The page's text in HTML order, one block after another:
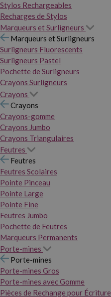
Stylos Rechargeables
Recharges de Stylos
Marqueurs et Surligneurs
Marqueurs et Surligneurs
Surligneurs Fluorescents
Surligneurs Pastel
Pochette de Surligneurs
Crayons Surligneurs
Crayons
Crayons
Crayons-gomme
Crayons Jumbo
Crayons Triangulaires
Feutres
Feutres
Feutres Scolaires
Pointe Pinceau
Pointe Large
Pointe Fine
Feutres Jumbo
Pochette de Feutres
Marqueurs Permanents
Porte-mines
Porte-mines
Porte-mines Gros
Porte-mines avec Gomme
Pièces de Rechange pour Écriture